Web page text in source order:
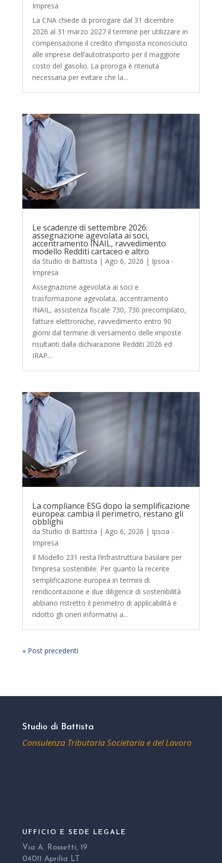
Impresa
La CNA chiede di prorogare dal 31 dicembre
2026 al 31 marzo 2027 il termine per utilizzare in
compensazione il credito d’imposta riconosciuto
alle imprese dell’autotrasporto per il maggiore
costo del gasolio. La proroga è ritenuta
necessaria per evitare che la...
Le scadenze di settembre 2026:
assegnazione agevolata ai soci,
accentramento INAIL, ravvedimento
modello Redditi cartaceo e altro
da Studio di Battista | Ago 6, 2026 | Ipsoa -
Impresa
Assegnazione agevolata ai soci e
trasformazione agevolata, accentramento
INAIL, assistenza fiscale 730, 730 precompilato,
fatture elettroniche, ravvedimento entro 90
giorni dal termine di versamento delle imposte
risultanti dalla dichiarazione Redditi 2026 ed
IRAP...
La compliance ESG dopo la semplificazione
europea: cambia il perimetro, restano gli
obblighi
da Studio di Battista | Ago 6, 2026 | Ipsoa -
Impresa
Il Modello 231 resta l’infrastruttura basilare per
l’impresa sostenibile. Per quanto la recente
semplificazione europea in termini di
rendicontazione e due diligence di sostenibilità
abbiano ristretto il perimetro di applicabilità e
ridotto gli oneri informativi a...
« Post precedenti
Studio di Battista
Consulenza Tributaria Societaria e del Lavoro
UFFICIO E SEDE LEGALE
Via A. Rossetti, 19
04011 Aprilia LT